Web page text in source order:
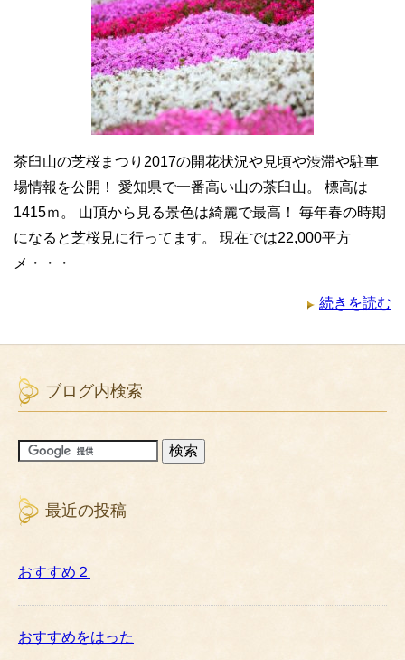
茶臼山の芝桜まつり2017の開花状況や見頃や渋滞や駐車
場情報を公開！ 愛知県で一番高い山の茶臼山。 標高は
1415ｍ。 山頂から見る景色は綺麗で最高！ 毎年春の時期
になると芝桜見に行ってます。 現在では22,000平方
メ・・・
続きを読む
ブログ内検索
最近の投稿
おすすめ２
おすすめをはった